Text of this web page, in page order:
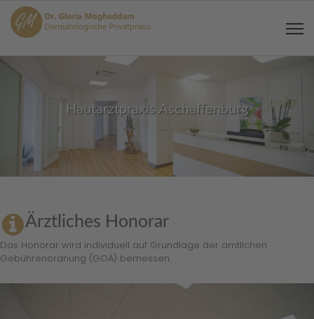
Hautarztpraxis Aschaffenburg
Ärztliches Honorar
Das Honorar wird individuell auf Grundlage der amtlichen
Gebührenordnung (GOÄ) bemessen.